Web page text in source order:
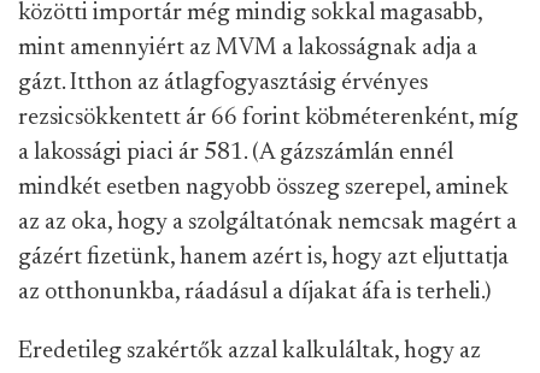
közötti importár még mindig sokkal magasabb,
mint amennyiért az MVM a lakosságnak adja a
gázt. Itthon az átlagfogyasztásig érvényes
rezsicsökkentett ár 66 forint köbméterenként, míg
a lakossági piaci ár 581. (A gázszámlán ennél
mindkét esetben nagyobb összeg szerepel, aminek
az az oka, hogy a szolgáltatónak nemcsak magért a
gázért fizetünk, hanem azért is, hogy azt eljuttatja
az otthonunkba, ráadásul a díjakat áfa is terheli.)
Eredetileg szakértők azzal kalkuláltak, hogy az